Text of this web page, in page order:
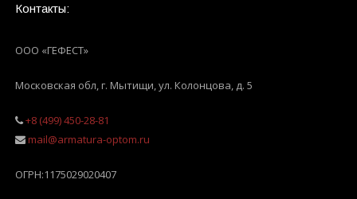
Контакты:
ООО «ГЕФЕСТ»
Московская обл, г. Мытищи,ул. Колонцова, д. 5
+8 (499) 450-28-81
mail@armatura-optom.ru
ОГРН:1175029020407